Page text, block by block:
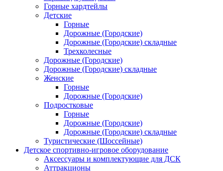
Горные хардтейлы
Детские
Горные
Дорожные (Городские)
Дорожные (Городские) складные
Трехколесные
Дорожные (Городские)
Дорожные (Городские) складные
Женские
Горные
Дорожные (Городские)
Подростковые
Горные
Дорожные (Городские)
Дорожные (Городские) складные
Туристические (Шоссейные)
Детское спортивно-игровое оборудование
Аксессуары и комплектующие для ДСК
Аттракционы